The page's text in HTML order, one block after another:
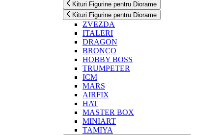
Kituri Figurine pentru Diorame
Kituri Figurine pentru Diorame
ZVEZDA
ITALERI
DRAGON
BRONCO
HOBBY BOSS
TRUMPETER
ICM
MARS
AIRFIX
HAT
MASTER BOX
MINIART
TAMIYA